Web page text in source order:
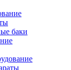
баки